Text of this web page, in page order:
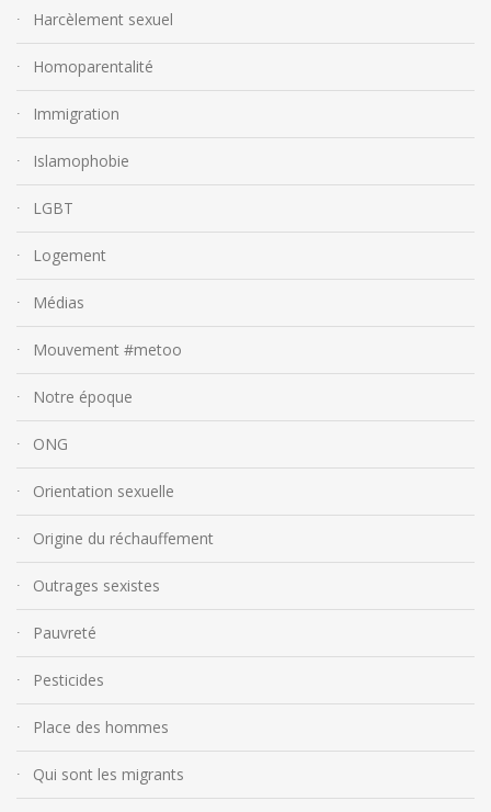
Harcèlement sexuel
Homoparentalité
Immigration
Islamophobie
LGBT
Logement
Médias
Mouvement #metoo
Notre époque
ONG
Orientation sexuelle
Origine du réchauffement
Outrages sexistes
Pauvreté
Pesticides
Place des hommes
Qui sont les migrants